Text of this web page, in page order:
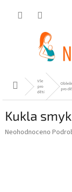
Domů
Vše
pro
děti
pro
Kukla
Průměrné
Neohodnoceno